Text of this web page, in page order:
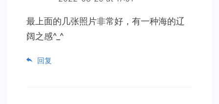
最上面的几张照片非常好，有一种海的辽
阔之感^_^
回复